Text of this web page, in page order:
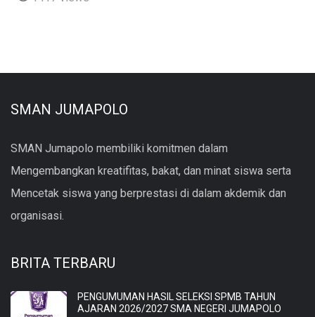
SMAN JUMAPOLO
SMAN Jumapolo membiliki komitmen dalam
Mengembangkan kreatifitas, bakat, dan minat siswa serta
Mencetak siswa yang berprestasi di dalam akdemik dan
organisasi.
BRITA TERBARU
PENGUMUMAN HASIL SELEKSI SPMB TAHUN
AJARAN 2026/2027 SMA NEGERI JUMAPOLO